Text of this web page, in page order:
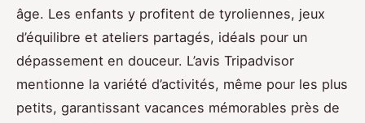
âge. Les enfants y profitent de tyroliennes, jeux
d’équilibre et ateliers partagés, idéals pour un
dépassement en douceur. L’avis Tripadvisor
mentionne la variété d’activités, même pour les plus
petits, garantissant vacances mémorables près de